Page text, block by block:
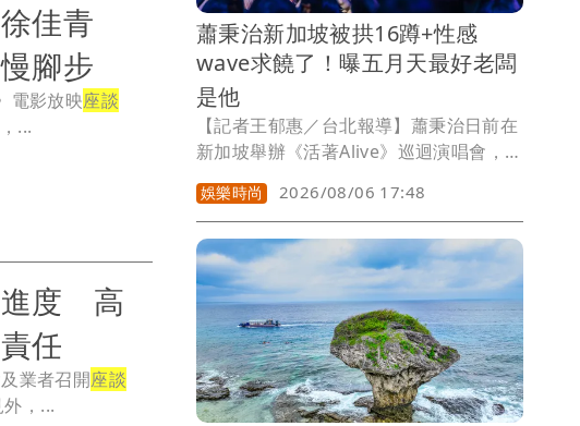
佳青
腳步
電影放映座談
...
進度 高
任
業者召開座談
，...
蕭秉治新加坡被拱16蹲+性感
wave求饒了！曝五月天最好老闆
是他
【記者王郁惠／台北報導】蕭秉治日前在
新加坡舉辦《活著Alive》巡迴演唱會，完
成出道以來首場新加坡個人演唱會，除了
在舞台視訊融入魚尾獅等當地元素，還邀
來師弟蕭景鴻（阿弟）擔任嘉賓。阿弟不
僅力拱蕭秉治挑戰16蹲，還現場教跳新歌
《到底該不該》的性感Wave，讓一向少
跳舞的蕭秉治害羞應戰，引來全場歡呼。
娛樂時尚 2026/08/06 17:48